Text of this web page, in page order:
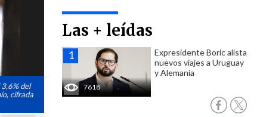
del
cifrada
Las + leídas
7618
Expresidente Boric alista
nuevos viajes a Uruguay
y Alemania